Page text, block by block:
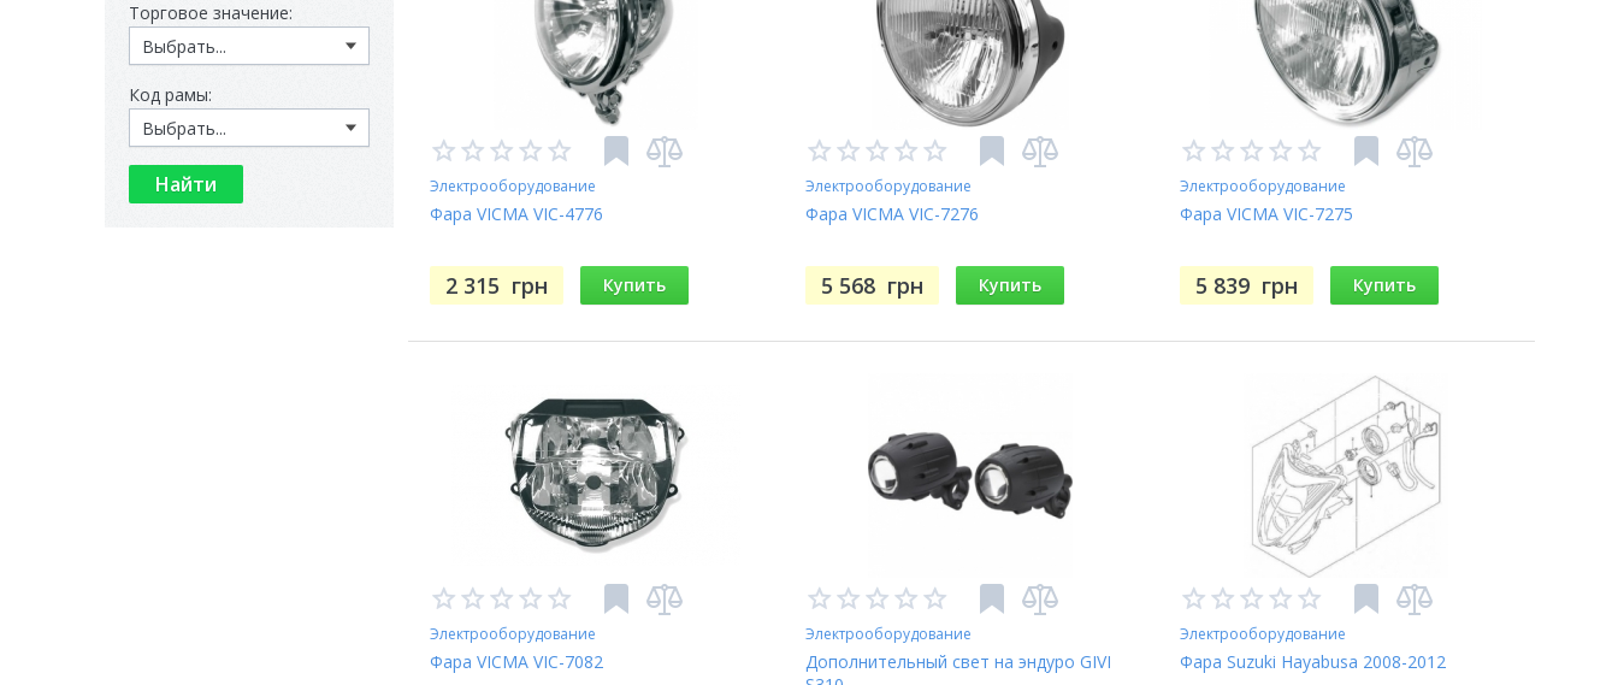
Электрооборудование
Фара VICMA VIC-4776
2 315 грн Купить
Электрооборудование
Фара VICMA VIC-7276
5 568 грн Купить
Электрооборудование
Фара VICMA VIC-7275
5 839 грн Купить
Электрооборудование
Фара VICMA VIC-7082
Электрооборудование
Дополнительный свет на эндуро GIVI
Электрооборудование
Фара Suzuki Hayabusa 2008-2012
Торговое значение:
Код рамы: